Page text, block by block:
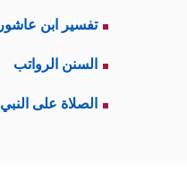
تفسير ابن عاشور
السنن الرواتب
الصلاة على النبي